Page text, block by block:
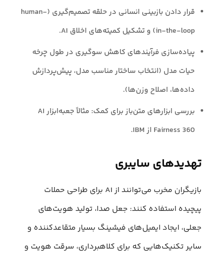
قرار دادن بازبینی انسانی در حلقه تصمیم‌گیری (human-
in-the-loop) و تشکیل کمیته‌های اخلاق AI.
پیاده‌سازی فرآیندهای کاهش سوگیری در طول چرخه
حیات مدل (انتخاب ساختار مناسب مدل، پیش‌پردازش
داده‌ها، اصلاح وزن‌ها).
بررسی ابزارهای متن‌باز برای کمک: مثالاً جعبه‌ابزار AI
Fairness 360 از IBM.
تهدیدهای سایبری
بازیگران مخرب می‌توانند از AI برای طراحی حملات
پیچیده استفاده کنند: جعل صدا، تولید هویت‌های
جعلی، ایجاد ایمیل‌های فیشینگ بسیار متقاعدکننده و
سایر تکنیک‌هایی که برای کلاهبرداری، سرقت هویت و